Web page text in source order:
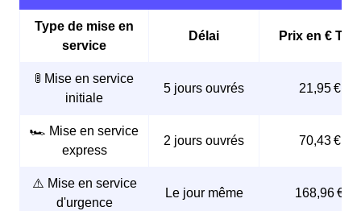
Type de mise en
service
Délai Prix en € TTC
🚦 Mise en service
initiale
5 jours ouvrés 21,95 €
🏎️ Mise en service
express
2 jours ouvrés 70,43 €
⚠️ Mise en service
d'urgence
Le jour même 168,96 €